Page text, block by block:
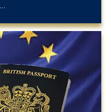
…